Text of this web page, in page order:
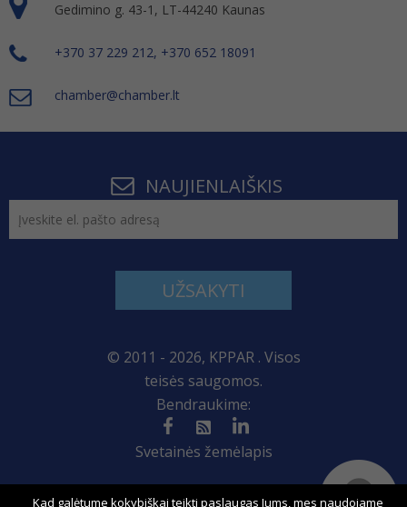
Gedimino g. 43-1, LT-44240 Kaunas
+370 37 229 212, +370 652 18091
chamber@chamber.lt
NAUJIENLAIŠKIS
UŽSAKYTI
© 2011 - 2026, KPPAR . Visos
teisės saugomos.
Bendraukime:
Svetainės žemėlapis
Kad galėtume kokybiškai teikti paslaugas Jums, mes naudojame